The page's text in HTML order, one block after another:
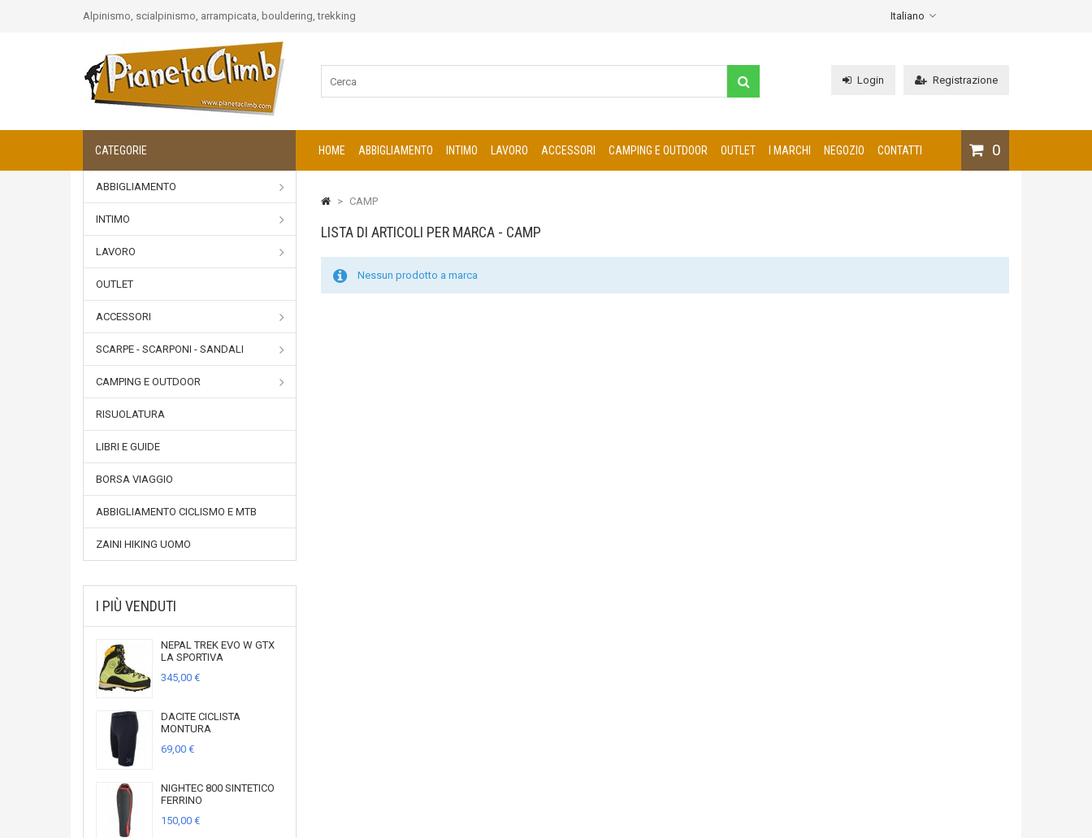
Alpinismo, scialpinismo, arrampicata, bouldering, trekking Italiano
Login Registrazione
CATEGORIE 0
HOME ABBIGLIAMENTO INTIMO LAVORO ACCESSORI CAMPING E OUTDOOR OUTLET I MARCHI NEGOZIO CONTATTI
ABBIGLIAMENTO
INTIMO
LAVORO
OUTLET
ACCESSORI
SCARPE - SCARPONI - SANDALI
CAMPING E OUTDOOR
RISUOLATURA
LIBRI E GUIDE
BORSA VIAGGIO
ABBIGLIAMENTO CICLISMO E MTB
ZAINI HIKING UOMO
I PIÙ VENDUTI
NEPAL TREK EVO W GTX
LA SPORTIVA
345,00 €
DACITE CICLISTA
MONTURA
69,00 €
NIGHTEC 800 SINTETICO
FERRINO
150,00 €
> CAMP
LISTA DI ARTICOLI PER MARCA - CAMP
Nessun prodotto a marca